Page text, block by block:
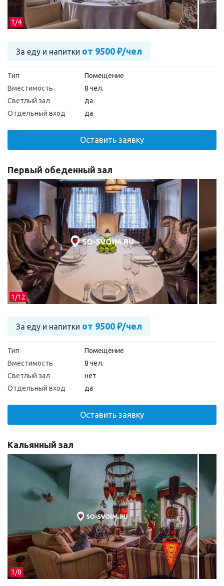
1/4
За еду и напитки от 9500 ₽/чел
Тип
Помещение
Вместимость
8 чел.
Светлый зал
да
Отдельный вход
да
Оставить заявку
1/12
Первый обеденный зал
За еду и напитки от 9500 ₽/чел
Тип
Помещение
Вместимость
8 чел.
Светлый зал
нет
Отдельный вход
да
Оставить заявку
1/8
Кальянный зал